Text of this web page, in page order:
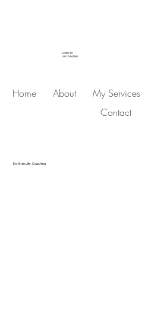
LISBETH
SKOVMAND
Home About My Services
Contact
En-til-én Life- Coaching